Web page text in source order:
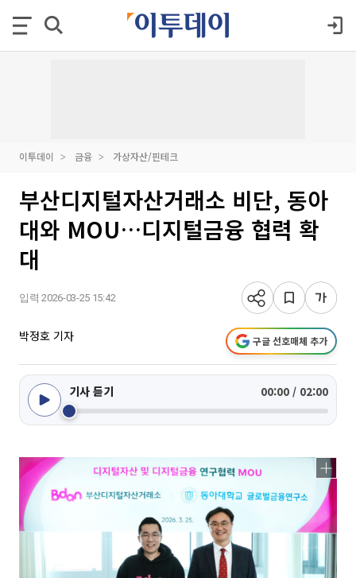
이투데이 금융 가상자산/핀테크
부산디지털자산거래소 비단, 동아
대와 MOU…디지털금융 협력 확
대
입력 2026-03-25 15:42
박정호 기자 구글 선호매체 추가
기사 듣기 00:00 / 02:00